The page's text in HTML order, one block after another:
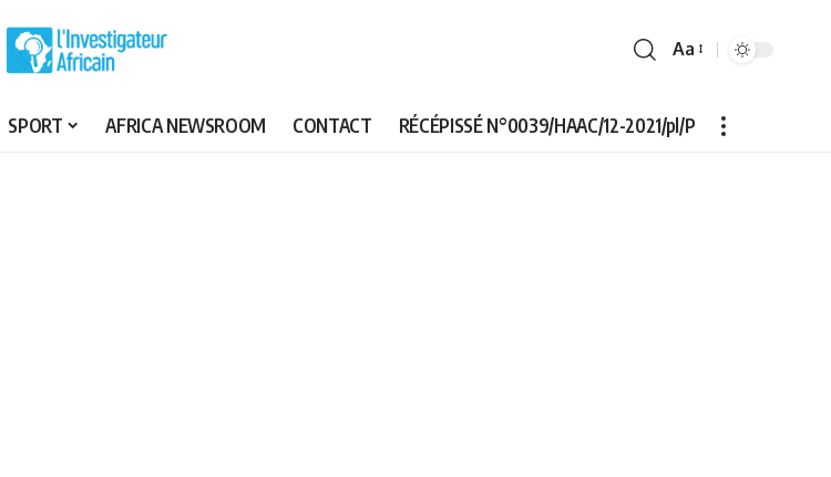
Font
Aa
SPORT AFRICA NEWSROOM CONTACT RÉCÉPISSÉ N°0039/HAAC/12-2021/pl/P